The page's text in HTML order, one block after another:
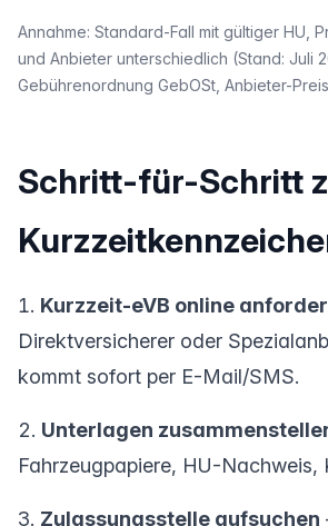
Annahme: Standard-Fall mit gültiger HU,
und Anbieter unterschiedlich (Stand: Juli
Gebührenordnung GebOSt, Anbieter-
Schritt-für-Schritt
Kurzzeit-eVB online
Direktversicherer oder
kommt sofort per E-Mail/SMS.
Unterlagen
Fahrzeugpapiere, HU-Nachweis,
Zulassungsstelle aufsuchen